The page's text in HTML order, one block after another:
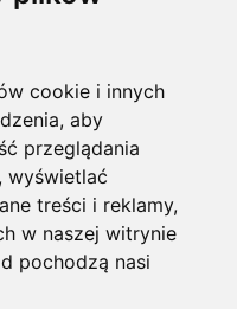
cookie i innych
aby
przeglądania
wyświetlać
treści i reklamy,
w naszej witrynie
pochodzą nasi